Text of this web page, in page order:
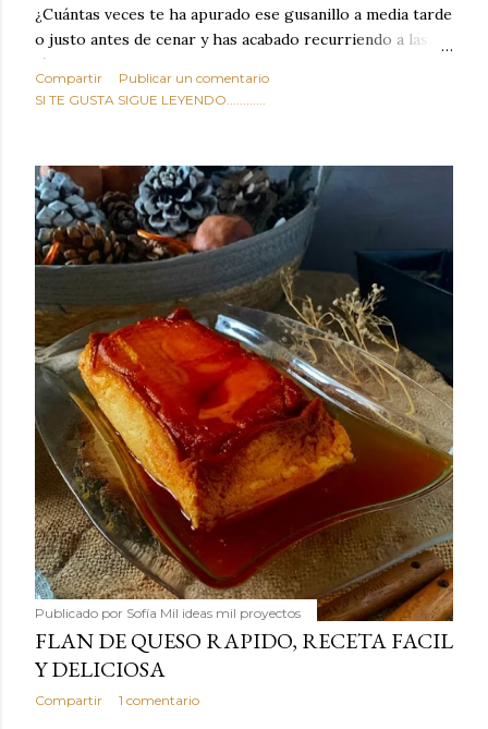
¿Cuántas veces te ha apurado ese gusanillo a media tarde
o justo antes de cenar y has acabado recurriendo a las
típicas patatas de bolsa, frutos secos fritos o snacks
ultraprocesados llenos de grasas saturadas y sodio?
sabroso, con ese toque tostado y crujiente que tanto nos
satisface. Estas alubias crujientes al horno van a cambiar
por completo tu forma de ver las legumbres. Olvídate de
asociar las alubias únicamente a los guisos tradicionales y
copiosos de invierno. Con esta receta simple pero
revolucionaria, transformaremos un ingrediente tan
humilde como la alubia de La Bañeza en un snack ligero,
dorado, cargado de proteína y 100% natural. Es el
sustituto perfecto a los frutos se...
Compartir
Publicar un comentario
SI TE GUSTA SIGUE LEYENDO............
Publicado por Sofía Mil ideas mil proyectos
FLAN DE QUESO RAPIDO, RECETA FACIL
Y DELICIOSA
Compartir 1 comentario